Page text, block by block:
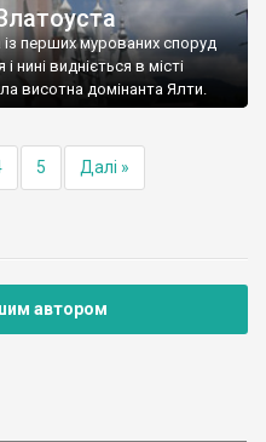
перших мурованих споруд
нині видніється в місті
висотна домінанта Ялти.
5 Далі »
автором